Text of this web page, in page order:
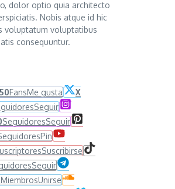
dolor optio quia architecto
Nobis atque id hic
voluptatum voluptatibus
consequuntur.
FansMe gusta
X
Seguir
SeguidoresSeguir
Pin
Suscribirse
Seguir
MiembrosUnirse